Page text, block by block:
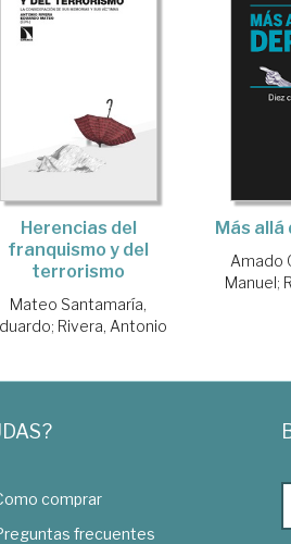
Herencias del
franquismo y del
terrorismo
Mateo Santamaría,
; Rivera, Antonio
Más allá
Amado
Manuel;
comprar
frecuentes